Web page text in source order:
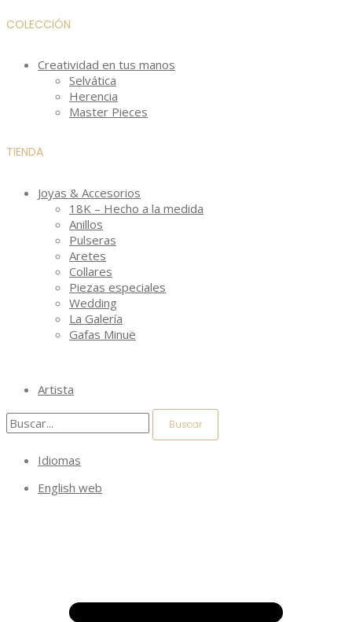
COLECCIÓN
Creatividad en tus manos
Selvática
Herencia
Master Pieces
TIENDA
Joyas & Accesorios
18K – Hecho a la medida
Anillos
Pulseras
Aretes
Collares
Piezas especiales
Wedding
La Galería
Gafas Minuë
Artista
Idiomas
English web